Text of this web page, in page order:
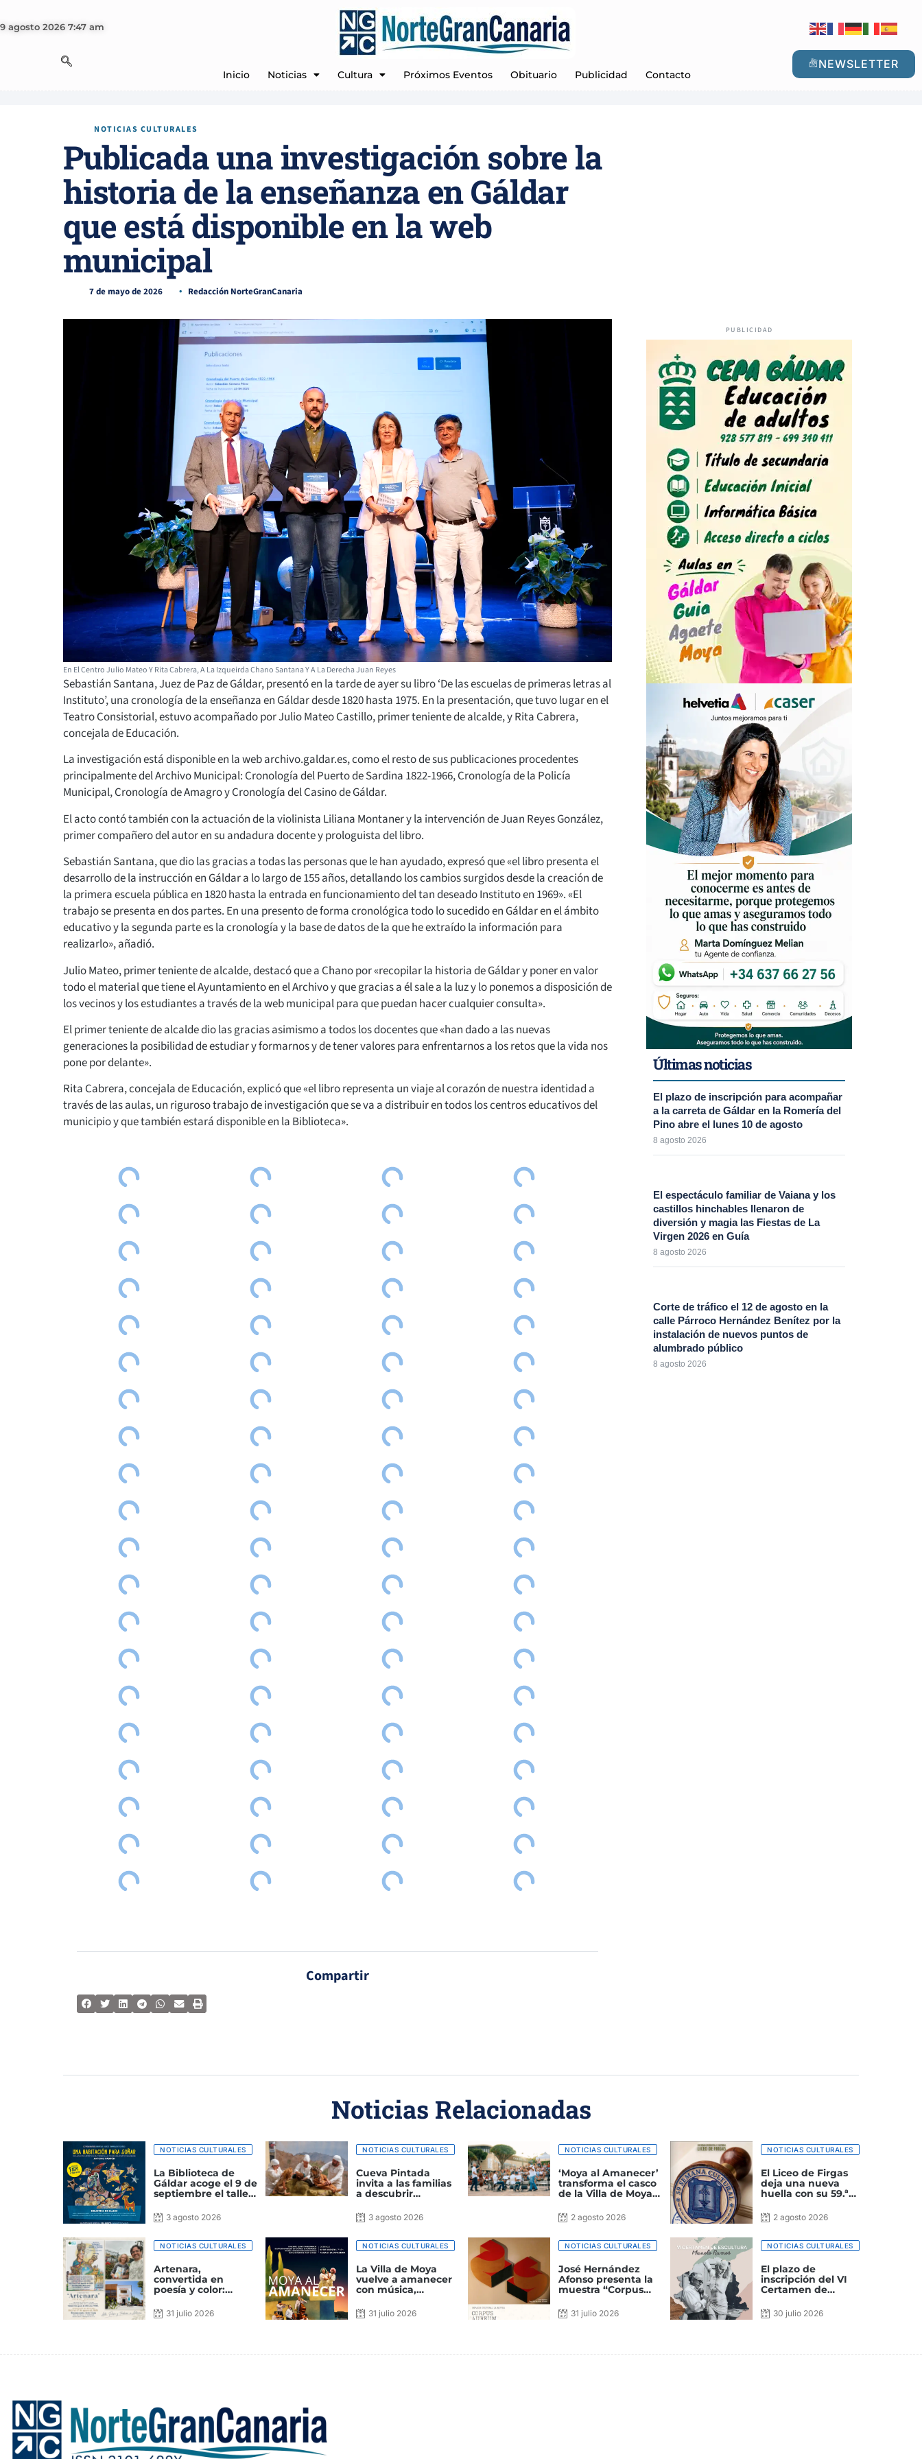
9 agosto 2026 7:47 am
Inicio Noticias Cultura Próximos Eventos Obituario Publicidad Contacto
NEWSLETTER
NOTICIAS CULTURALES
Publicada una investigación sobre la
historia de la enseñanza en Gáldar
que está disponible en la web
municipal
7 de mayo de 2026 Redacción NorteGranCanaria
En El Centro Julio Mateo Y Rita Cabrera, A La Izqueirda Chano Santana Y A La Derecha Juan Reyes
Sebastián Santana, Juez de Paz de Gáldar, presentó en la tarde de ayer su libro ‘De las escuelas de primeras letras al
Instituto’, una cronología de la enseñanza en Gáldar desde 1820 hasta 1975. En la presentación, que tuvo lugar en el
Teatro Consistorial, estuvo acompañado por Julio Mateo Castillo, primer teniente de alcalde, y Rita Cabrera,
concejala de Educación.
La investigación está disponible en la web archivo.galdar.es, como el resto de sus publicaciones procedentes
principalmente del Archivo Municipal: Cronología del Puerto de Sardina 1822-1966, Cronología de la Policía
Municipal, Cronología de Amagro y Cronología del Casino de Gáldar.
El acto contó también con la actuación de la violinista Liliana Montaner y la intervención de Juan Reyes González,
primer compañero del autor en su andadura docente y prologuista del libro.
Sebastián Santana, que dio las gracias a todas las personas que le han ayudado, expresó que «el libro presenta el
desarrollo de la instrucción en Gáldar a lo largo de 155 años, detallando los cambios surgidos desde la creación de
la primera escuela pública en 1820 hasta la entrada en funcionamiento del tan deseado Instituto en 1969». «El
trabajo se presenta en dos partes. En una presento de forma cronológica todo lo sucedido en Gáldar en el ámbito
educativo y la segunda parte es la cronología y la base de datos de la que he extraído la información para
realizarlo», añadió.
Julio Mateo, primer teniente de alcalde, destacó que a Chano por «recopilar la historia de Gáldar y poner en valor
todo el material que tiene el Ayuntamiento en el Archivo y que gracias a él sale a la luz y lo ponemos a disposición de
los vecinos y los estudiantes a través de la web municipal para que puedan hacer cualquier consulta».
El primer teniente de alcalde dio las gracias asimismo a todos los docentes que «han dado a las nuevas
generaciones la posibilidad de estudiar y formarnos y de tener valores para enfrentarnos a los retos que la vida nos
pone por delante».
Rita Cabrera, concejala de Educación, explicó que «el libro representa un viaje al corazón de nuestra identidad a
través de las aulas, un riguroso trabajo de investigación que se va a distribuir en todos los centros educativos del
municipio y que también estará disponible en la Biblioteca».
Compartir
PUBLICIDAD
Últimas noticias
El plazo de inscripción para acompañar
a la carreta de Gáldar en la Romería del
Pino abre el lunes 10 de agosto
8 agosto 2026
El espectáculo familiar de Vaiana y los
castillos hinchables llenaron de
diversión y magia las Fiestas de La
Virgen 2026 en Guía
8 agosto 2026
Corte de tráfico el 12 de agosto en la
calle Párroco Hernández Benítez por la
instalación de nuevos puntos de
alumbrado público
8 agosto 2026
Noticias Relacionadas
NOTICIAS CULTURALES
La Biblioteca de
Gáldar acoge el 9 de
septiembre el taller
para soñar’
3 agosto 2026
NOTICIAS CULTURALES
Cueva Pintada
invita a las familias
a descubrir
secreto de la támara
amarga’
3 agosto 2026
NOTICIAS CULTURALES
‘Moya al Amanecer’
transforma el casco
de la Villa de Moya
escenario cultural
2 agosto 2026
NOTICIAS CULTURALES
El Liceo de Firgas
deja una nueva
huella con su 59.ª
2 agosto 2026
NOTICIAS CULTURALES
Artenara,
convertida en
poesía y color:
Felipe Juan
presentan un
31 julio 2026
NOTICIAS CULTURALES
La Villa de Moya
vuelve a amanecer
con música,
teatro en una nueva
edición de ‘Moya al
31 julio 2026
NOTICIAS CULTURALES
José Hernández
Afonso presenta la
muestra “Corpus
Espacio Cultural La
Mutua
31 julio 2026
NOTICIAS CULTURALES
El plazo de
inscripción del VI
Certamen de
Ramos González
permanecerá
30 julio 2026